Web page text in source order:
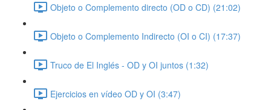
Objeto o Complemento directo (OD o CD) (21:02)
Objeto o Complemento Indirecto (OI o CI) (17:37)
Truco de El Inglés - OD y OI juntos (1:32)
Ejercicios en vídeo OD y OI (3:47)